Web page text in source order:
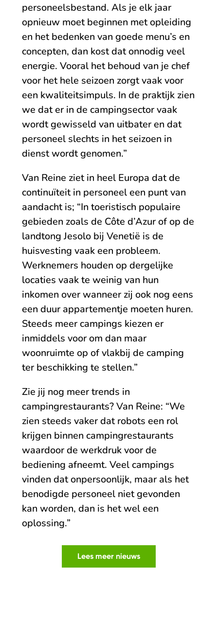
personeelsbestand. Als je elk jaar
opnieuw moet beginnen met opleiding
en het bedenken van goede menu’s en
concepten, dan kost dat onnodig veel
energie. Vooral het behoud van je chef
voor het hele seizoen zorgt vaak voor
een kwaliteitsimpuls. In de praktijk zien
we dat er in de campingsector vaak
wordt gewisseld van uitbater en dat
personeel slechts in het seizoen in
dienst wordt genomen.”
Van Reine ziet in heel Europa dat de
continuïteit in personeel een punt van
aandacht is; “In toeristisch populaire
gebieden zoals de Côte d’Azur of op de
landtong Jesolo bij Venetië is de
huisvesting vaak een probleem.
Werknemers houden op dergelijke
locaties vaak te weinig van hun
inkomen over wanneer zij ook nog eens
een duur appartementje moeten huren.
Steeds meer campings kiezen er
inmiddels voor om dan maar
woonruimte op of vlakbij de camping
ter beschikking te stellen.”
Zie jij nog meer trends in
campingrestaurants? Van Reine: “We
zien steeds vaker dat robots een rol
krijgen binnen campingrestaurants
waardoor de werkdruk voor de
bediening afneemt. Veel campings
vinden dat onpersoonlijk, maar als het
benodigde personeel niet gevonden
kan worden, dan is het wel een
oplossing.”
Lees meer nieuws